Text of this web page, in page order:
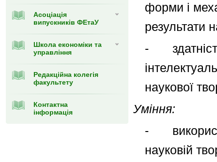
Асоціація
випускників ФЕтаУ
Школа економіки та
управління
Редакційна колегія
факультету
Контактна
інформація
форми і
результати
-
наукової
Уміння:
-
науковій